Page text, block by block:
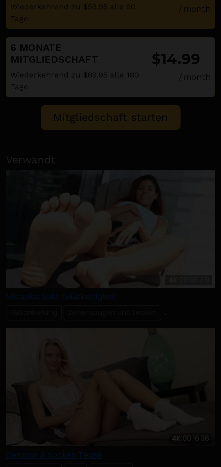
Wiederkehrend zu $59.95 alle 90
Tage
/ month
6 MONATE
MITGLIEDSCHAFT
Wiederkehrend zu $89.95 alle 180
Tage
$14.99
/ month
Verwandt
Micaelas Solo-Glückseligkeit
4K 00:16:36
Dessous & Socken Tease